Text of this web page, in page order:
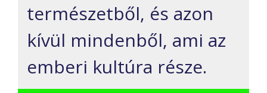
természetből, és azon
kívül mindenből, ami az
emberi kultúra része.